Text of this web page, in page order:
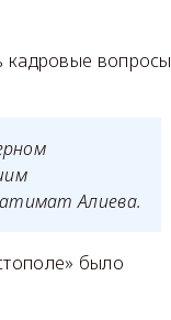
кадровые вопросы
Алиева.
было